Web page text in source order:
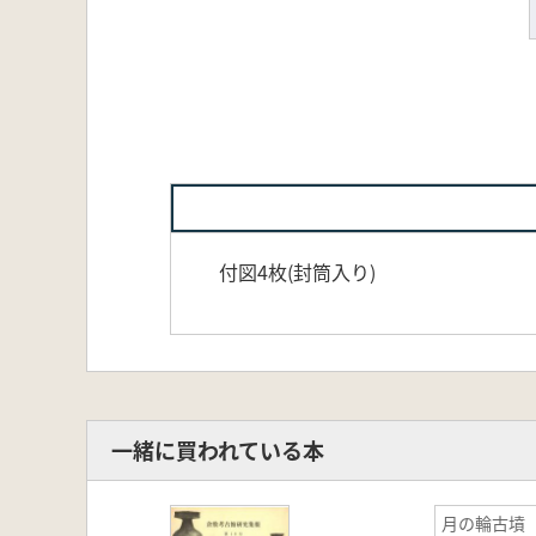
付図4枚(封筒入り)
一緒に買われている本
月の輪古墳